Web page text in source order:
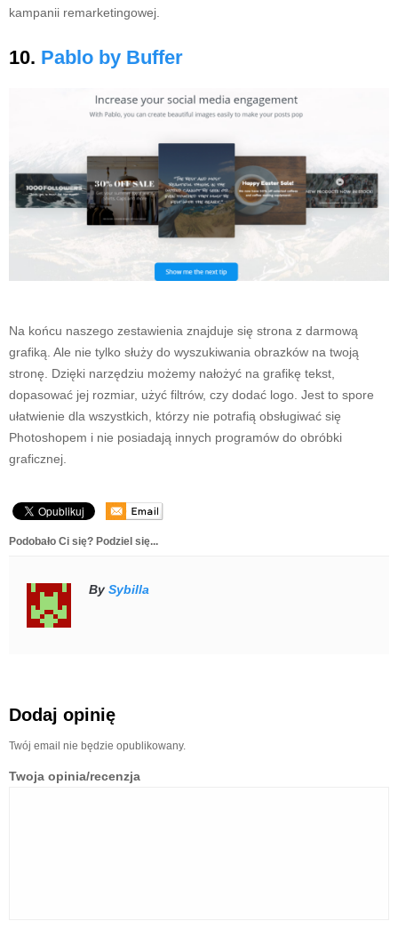
kampanii remarketingowej.
10. Pablo by Buffer
Na końcu naszego zestawienia znajduje się strona z darmową
grafiką. Ale nie tylko służy do wyszukiwania obrazków na twoją
stronę. Dzięki narzędziu możemy nałożyć na grafikę tekst,
dopasować jej rozmiar, użyć filtrów, czy dodać logo. Jest to spore
ułatwienie dla wszystkich, którzy nie potrafią obsługiwać się
Photoshopem i nie posiadają innych programów do obróbki
graficznej.
Podobało Ci się? Podziel się...
By Sybilla
Dodaj opinię
Twój email nie będzie opublikowany.
Twoja opinia/recenzja